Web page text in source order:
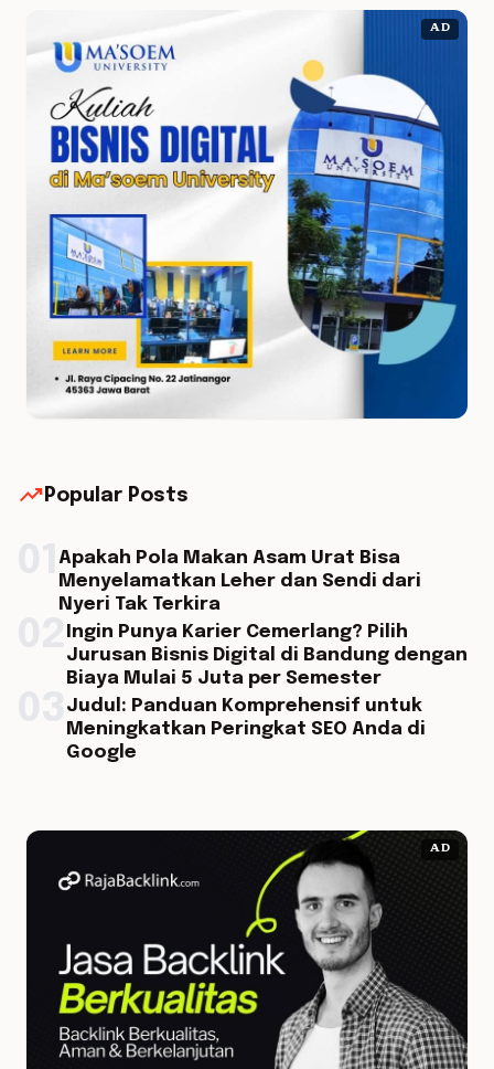
AD
trending_up Popular Posts
Apakah Pola Makan Asam Urat Bisa
Menyelamatkan Leher dan Sendi dari
Nyeri Tak Terkira
Ingin Punya Karier Cemerlang? Pilih
Jurusan Bisnis Digital di Bandung dengan
Biaya Mulai 5 Juta per Semester
Judul: Panduan Komprehensif untuk
Meningkatkan Peringkat SEO Anda di
Google
AD